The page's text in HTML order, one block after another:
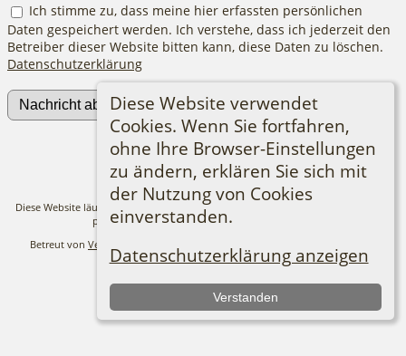
Diese Website verwendet
Cookies. Wenn Sie fortfahren,
ohne Ihre Browser-Einstellungen
zu ändern, erklären Sie sich mit
der Nutzung von Cookies
einverstanden.
Datenschutzerklärung anzeigen
Verstanden
Ich stimme zu, dass meine hier erfassten persönlichen
Daten gespeichert werden. Ich verstehe, dass ich jederzeit den
Betreiber dieser Website bitten kann, diese Daten zu löschen.
Datenschutzerklärung
Zur Desktop-Webseite wechseln
Diese Website läuft mit The Next Generation of Genealogy Sitebuilding
programmiert von Darrin Lythgoe © 2001-2026.
Betreut von Verein für Familienforschung in Ost- und Westpreußen e.V.
Datenschutzerklärung .
Impressum